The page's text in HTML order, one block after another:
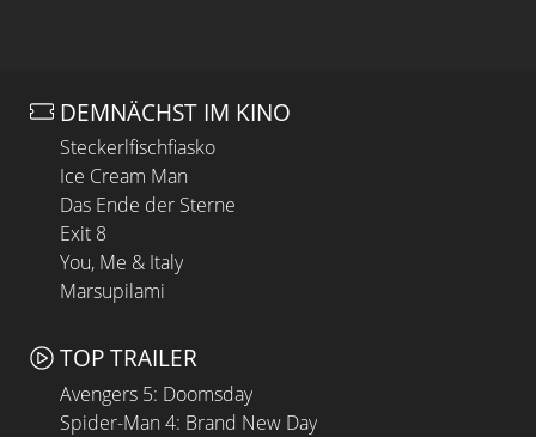
DEMNÄCHST IM KINO
Steckerlfischfiasko
Ice Cream Man
Das Ende der Sterne
Exit 8
You, Me & Italy
Marsupilami
TOP TRAILER
Avengers 5: Doomsday
Spider-Man 4: Brand New Day